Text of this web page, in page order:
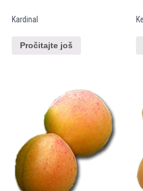
Kardinal
Pročitajte još